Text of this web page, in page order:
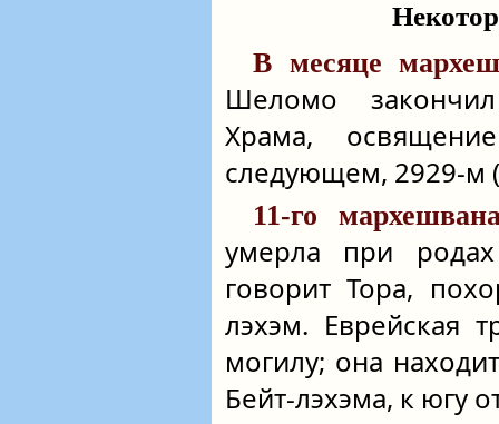
В месяце
Шеломо
Храма,
следующем, 2929-м
11-го
умерла при
говорит Тора,
лэхэм. Еврейская
могилу; она
Бейт-лэхэма, к югу